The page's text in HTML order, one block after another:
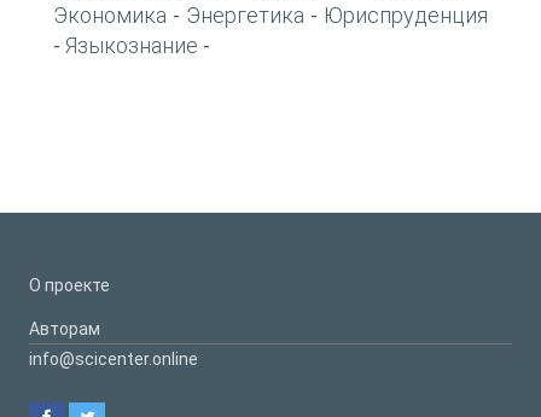
Экономика - Энергетика - Юриспруденция
- Языкознание -
О проекте
Авторам
info@scicenter.online